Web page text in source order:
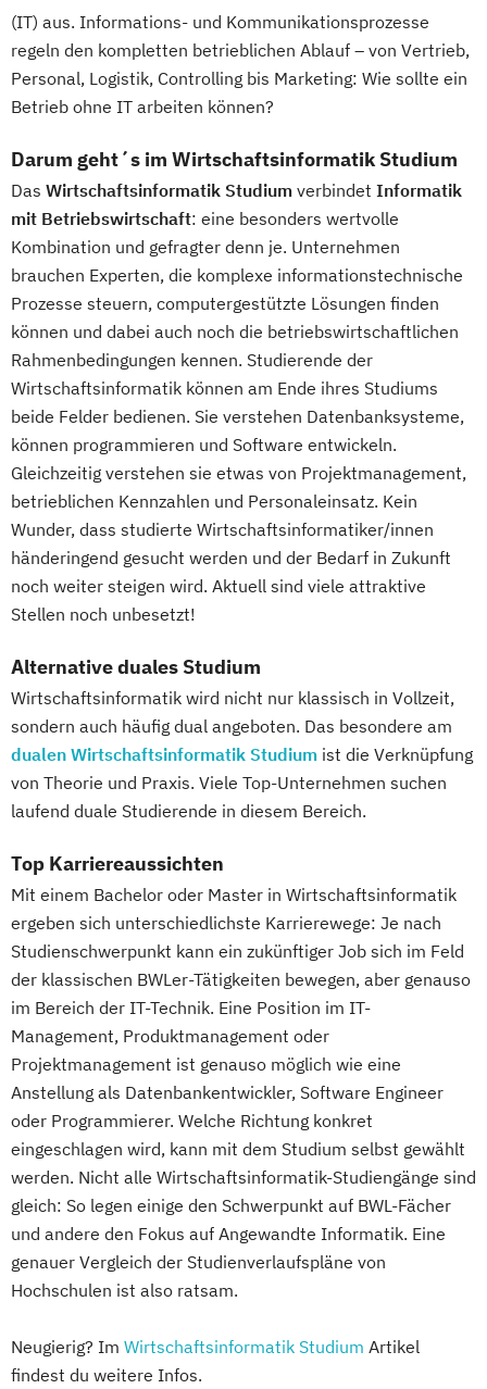
(IT) aus. Informations- und Kommunikationsprozesse
regeln den kompletten betrieblichen Ablauf – von Vertrieb,
Personal, Logistik, Controlling bis Marketing: Wie sollte ein
Betrieb ohne IT arbeiten können?
Darum geht´s im Wirtschaftsinformatik Studium
Das Wirtschaftsinformatik Studium verbindet Informatik
mit Betriebswirtschaft: eine besonders wertvolle
Kombination und gefragter denn je. Unternehmen
brauchen Experten, die komplexe informationstechnische
Prozesse steuern, computergestützte Lösungen finden
können und dabei auch noch die betriebswirtschaftlichen
Rahmenbedingungen kennen. Studierende der
Wirtschaftsinformatik können am Ende ihres Studiums
beide Felder bedienen. Sie verstehen Datenbanksysteme,
können programmieren und Software entwickeln.
Gleichzeitig verstehen sie etwas von Projektmanagement,
betrieblichen Kennzahlen und Personaleinsatz. Kein
Wunder, dass studierte Wirtschaftsinformatiker/innen
händeringend gesucht werden und der Bedarf in Zukunft
noch weiter steigen wird. Aktuell sind viele attraktive
Stellen noch unbesetzt!
Alternative duales Studium
Wirtschaftsinformatik wird nicht nur klassisch in Vollzeit,
sondern auch häufig dual angeboten. Das besondere am
dualen Wirtschaftsinformatik Studium ist die Verknüpfung
von Theorie und Praxis. Viele Top-Unternehmen suchen
laufend duale Studierende in diesem Bereich.
Top Karriereaussichten
Mit einem Bachelor oder Master in Wirtschaftsinformatik
ergeben sich unterschiedlichste Karrierewege: Je nach
Studienschwerpunkt kann ein zukünftiger Job sich im Feld
der klassischen BWLer-Tätigkeiten bewegen, aber genauso
im Bereich der IT-Technik. Eine Position im IT-
Management, Produktmanagement oder
Projektmanagement ist genauso möglich wie eine
Anstellung als Datenbankentwickler, Software Engineer
oder Programmierer. Welche Richtung konkret
eingeschlagen wird, kann mit dem Studium selbst gewählt
werden. Nicht alle Wirtschaftsinformatik-Studiengänge sind
gleich: So legen einige den Schwerpunkt auf BWL-Fächer
und andere den Fokus auf Angewandte Informatik. Eine
genauer Vergleich der Studienverlaufspläne von
Hochschulen ist also ratsam.
Neugierig? Im Wirtschaftsinformatik Studium Artikel
findest du weitere Infos.